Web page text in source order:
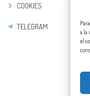
a la
el
COOKIES
TELEGRAM